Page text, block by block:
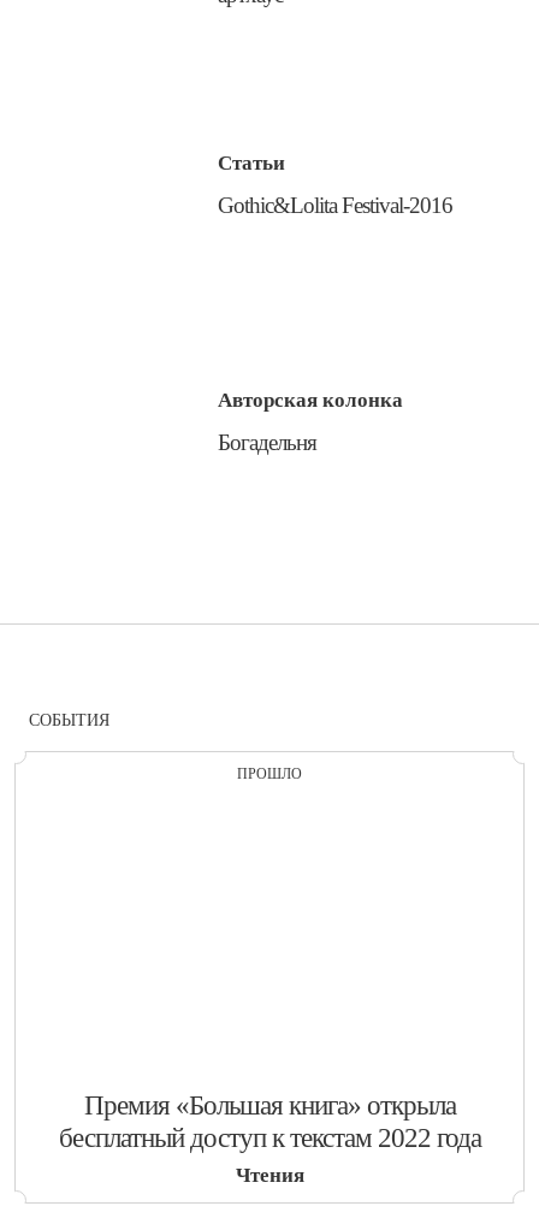
Статьи
​Gothic&Lolita Festival-2016
Авторская колонка
​Богадельня
СОБЫТИЯ
ПРОШЛО
​Премия «Большая книга» открыла
бесплатный доступ к текстам 2022 года
Чтения